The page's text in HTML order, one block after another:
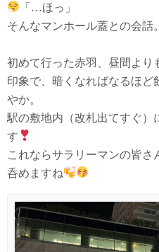
「…ほっ」
そんなマンホール蓋との会話
初めて行った赤羽、昼間より
印象で、暗くなればなるほど
やか。
駅の敷地内（改札出てすぐ）
す
これならサラリーマンの皆さ
呑めますね